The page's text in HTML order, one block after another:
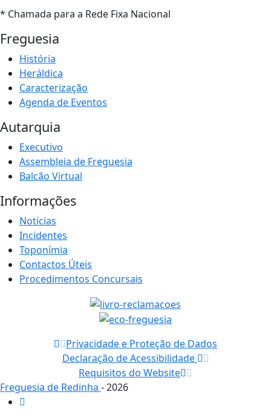
* Chamada para a Rede Fixa Nacional
Freguesia
História
Heráldica
Caracterização
Agenda de Eventos
Autarquia
Executivo
Assembleia de Freguesia
Balcão Virtual
Informações
Notícias
Incidentes
Toponímia
Contactos Úteis
Procedimentos Concursais
Privacidade e Proteção de Dados
Declaração de Acessibilidade
Requisitos do Website
Freguesia de Redinha - 2026